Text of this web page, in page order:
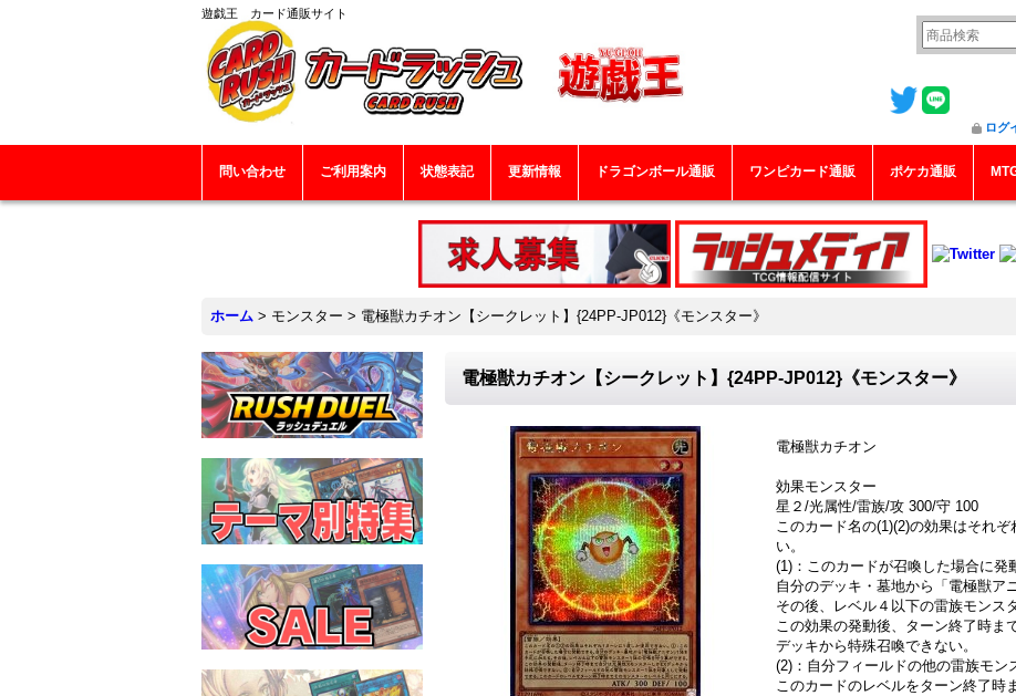
遊戯王 カード通販サイト
ログ
問い合わせ ご利用案内 状態表記 更新情報 ドラゴンボール通販 ワンピカード通販 ポケカ通販
ホーム > モンスター > 電極獣カチオン【シークレット】{24PP-JP012}《モンスター》
電極獣カチオン【シークレット】{24PP-JP012}《モンスター》
電極獣カチオン
効果モンスター
星２/光属性/雷族/攻 300/守 100
このカード名の(1)(2)の効果はそれ
い。
(1)：このカードが召喚した場合に発
自分のデッキ・墓地から「電極獣ア
その後、レベル４以下の雷族モンス
この効果の発動後、ターン終了時ま
デッキから特殊召喚できない。
(2)：自分フィールドの他の雷族モン
このカードのレベルをターン終了時